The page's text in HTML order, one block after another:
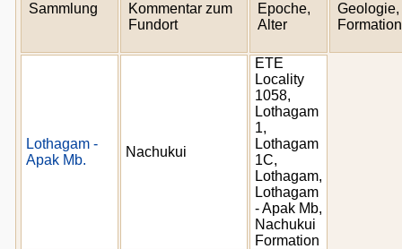
Sammlung
Kommentar zum
Fundort
Epoche,
Alter
Geologie,
Formation
Lothagam -
Apak Mb.
Nachukui
ETE
Locality
1058,
Lothagam
1,
Lothagam
1C,
Lothagam,
Lothagam
- Apak Mb,
Nachukui
Formation